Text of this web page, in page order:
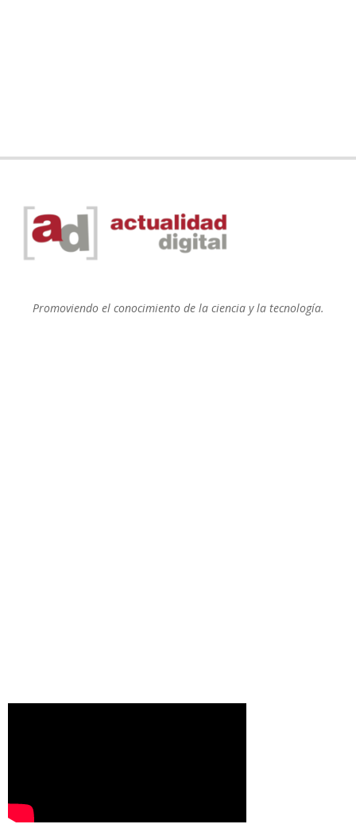
Promoviendo el conocimiento de la ciencia y la tecnología.